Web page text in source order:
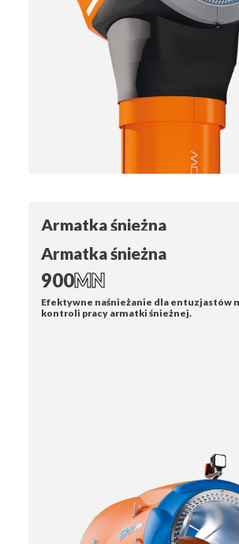
Armatka śnieżna
900H
Premiera 2025 - moc armatki śnieżnej
na mobilne podłoże.
Armatka śnieżna
900MN
Efektywne naśnieżanie dla entuzjastów
kontroli pracy armatki śnieżnej.